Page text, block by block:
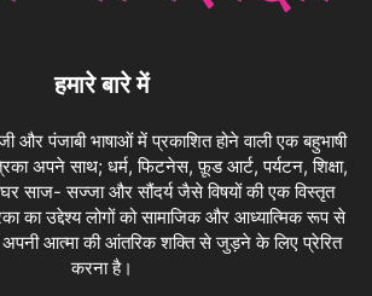
हमारे बारे में
और पंजाबी भाषाओं में प्रकाशित होने वाली एक बहुभाषी
अपने साथ; धर्म, फिटनेस, फ़ूड आर्ट, पर्यटन, शिक्षा,
साज- सज्जा और सौंदर्य जैसे विषयों की एक विस्तृत
का उद्देश्य लोगों को सामाजिक और आध्यात्मिक रूप से
आत्मा की आंतरिक शक्ति से जुड़ने के लिए प्रेरित
करना है।